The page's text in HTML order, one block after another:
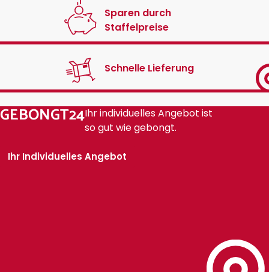
Sparen durch
Staffelpreise
Schnelle Lieferung
GEBONGT24Ihr individuelles Angebot ist
so gut wie gebongt.
Ihr Individuelles Angebot